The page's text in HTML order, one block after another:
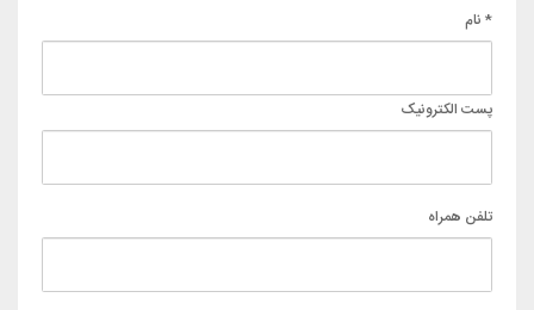
* نام
پست الکترونیک
تلفن همراه